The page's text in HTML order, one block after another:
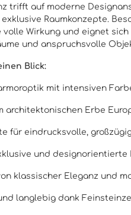
trifft auf moderne
Raumkonzepte.
volle Wirkung und eignet
und anspruchsvolle
Blick:
mit intensiven
architektonischen Erbe
für eindrucksvolle,
und designorientierte
klassischer Eleganz und
langlebig dank